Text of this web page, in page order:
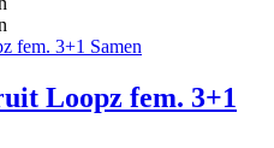
Loopz fem. 3+1